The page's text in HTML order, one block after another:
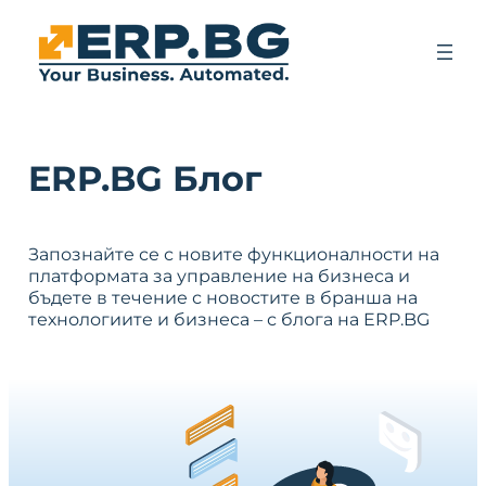
ERP.BG Блог
Запознайте се с новите функционалности на
платформата за управление на бизнеса и
бъдете в течение с новостите в бранша на
технологиите и бизнеса – с блога на ERP.BG